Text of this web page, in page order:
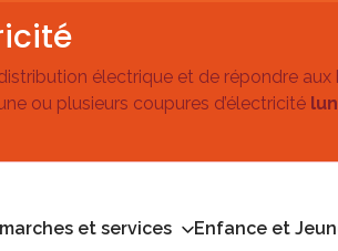
électrique et de répondre
ou plusieurs coupures d’électricité
et services Enfance et